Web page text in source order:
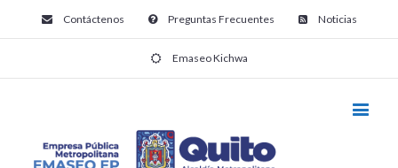
Contáctenos Preguntas Frecuentes Noticias
Emaseo Kichwa